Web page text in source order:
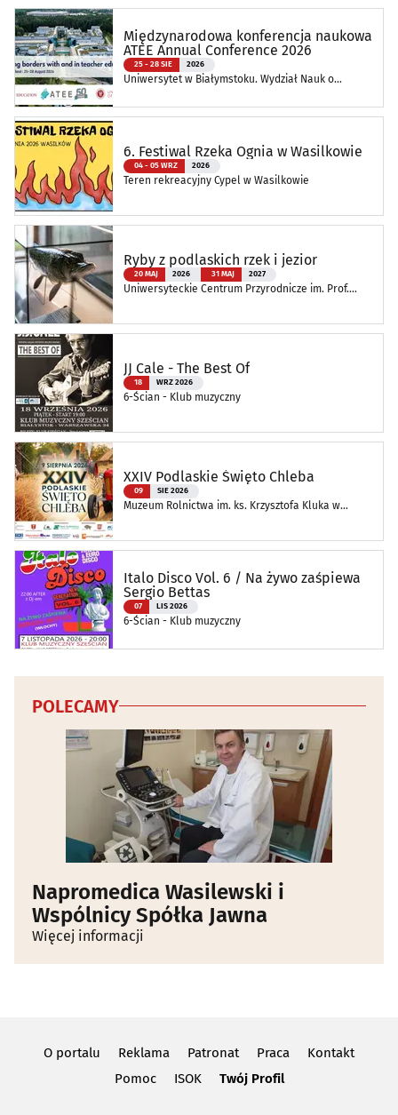
Międzynarodowa konferencja naukowa
ATEE Annual Conference 2026
25 - 28 SIE 2026
Uniwersytet w Białymstoku. Wydział Nauk o
6. Festiwal Rzeka Ognia w Wasilkowie
04 - 05 WRZ 2026
Teren rekreacyjny Cypel w Wasilkowie
Ryby z podlaskich rzek i jezior
20 MAJ 2026 31 MAJ 2027
Uniwersyteckie Centrum Przyrodnicze im. Prof.
JJ Cale - The Best Of
18 WRZ 2026
6-Ścian - Klub muzyczny
XXIV Podlaskie Święto Chleba
09 SIE 2026
Muzeum Rolnictwa im. ks. Krzysztofa Kluka w
Italo Disco Vol. 6 / Na żywo zaśpiewa
Sergio Bettas
07 LIS 2026
6-Ścian - Klub muzyczny
POLECAMY
Napromedica Wasilewski i
Wspólnicy Spółka Jawna
Więcej informacji
O portalu Reklama Patronat Praca
Kontakt
Pomoc
ISOK Twój Profil